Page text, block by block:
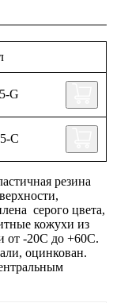
резина
серого цвета,
кожухи из
от -20С до +60С.
оцинкован.
G
C